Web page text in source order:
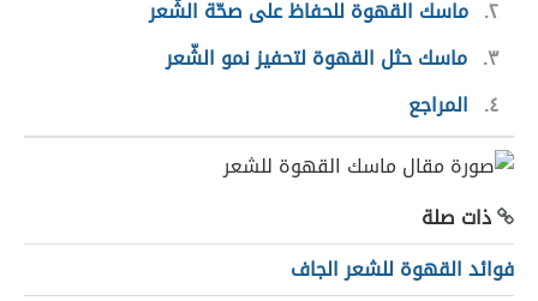
٢ ماسك القهوة للحفاظ على صحّة الشّعر
٣ ماسك حثل القهوة لتحفيز نمو الشّعر
٤
المراجع
ذات صلة
فوائد القهوة للشعر الجاف